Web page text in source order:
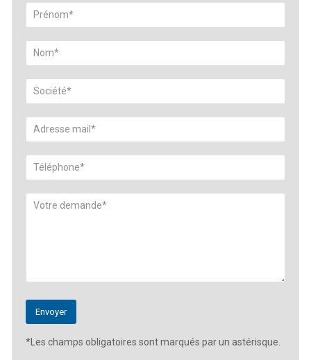
*Les champs obligatoires sont marqués par un astérisque.